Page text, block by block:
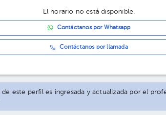
El horario no está disponible.
Contáctanos por Whatsapp
Contáctanos por llamada
este perfil es ingresada y actualizada por el